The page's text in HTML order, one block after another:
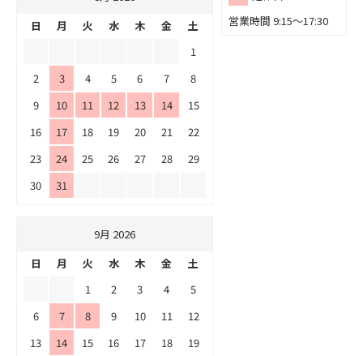
営業時間 9:15～17:30
日
月 火 水 木 金
土
1
2
3 4 5 6 7
8
9
10 11 12 13 14
15
16
17 18 19 20 21
22
23
24 25 26 27 28
29
30
31
9月 2026
日
月 火 水 木 金
土
1
2 3 4
5
6
7 8 9 10 11
12
13
14 15 16 17 18
19